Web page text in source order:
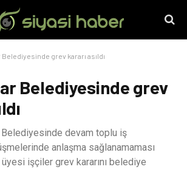
Belediyesinde grev kararı asıldı
Belediyesinde grev
devam toplu iş
anlaşma sağlanamaması
işçiler grev kararını belediye